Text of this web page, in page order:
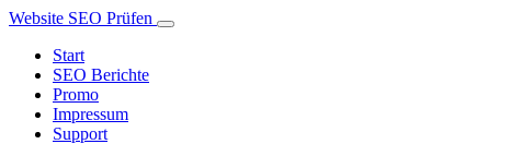
Website SEO Prüfen
Start
SEO Berichte
Promo
Impressum
Support